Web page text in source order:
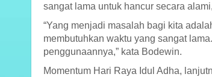
sangat lama untuk hancur secara
“Yang menjadi masalah bagi kita
membutuhkan waktu yang sangat
penggunaannya,” kata Bodewin.
Momentum Hari Raya Idul Adha,